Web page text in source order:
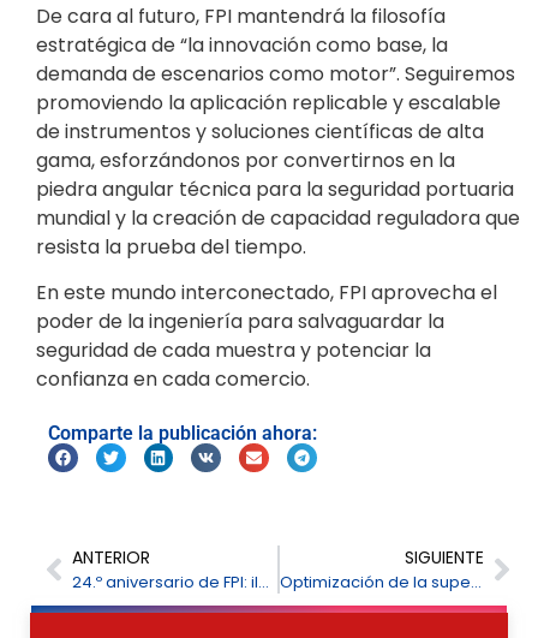
De cara al futuro, FPI mantendrá la filosofía
estratégica de “la innovación como base, la
demanda de escenarios como motor”. Seguiremos
promoviendo la aplicación replicable y escalable
de instrumentos y soluciones científicas de alta
gama, esforzándonos por convertirnos en la
piedra angular técnica para la seguridad portuaria
mundial y la creación de capacidad reguladora que
resista la prueba del tiempo.
En este mundo interconectado, FPI aprovecha el
poder de la ingeniería para salvaguardar la
seguridad de cada muestra y potenciar la
confianza en cada comercio.
Comparte la publicación ahora:
ANTERIOR
24.º aniversario de FPI: iluminando la visión global a través de la IA y la instrumentación inteligente
SIGUIENTE
Optimización de la supervisión del proceso siderúrgico y la gestión de la seguridad: Soluciones de análisis de gases por láser de FPI